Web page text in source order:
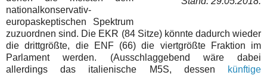
nationalkonservativ-
europaskeptischen Spektrum
zuzuordnen sind. Die EKR (84 Sitze) könnte dadurch wieder
die drittgrößte, die ENF (66) die viertgrößte Fraktion im
Parlament werden. (Ausschlaggebend wäre dabei
allerdings das italienische M5S, dessen
künftige